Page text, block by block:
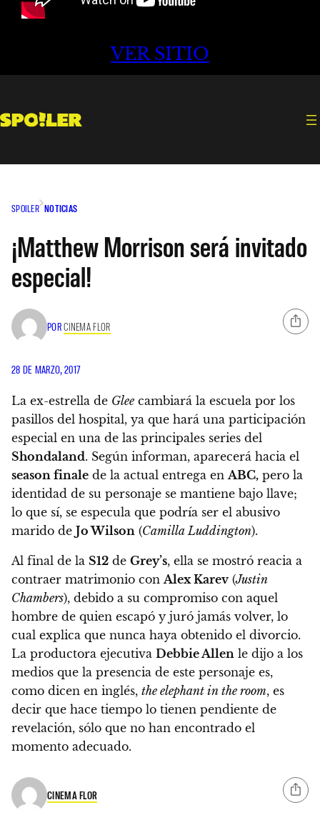
VER SITIO
SPOILER NOTICIAS
¡Matthew Morrison será invitado
especial!
PORCINEMA FLOR
28 DE MARZO, 2017
La ex-estrella de Glee cambiará la escuela por los
pasillos del hospital, ya que hará una participación
especial en una de las principales series del
Shondaland. Según informan, aparecerá hacia el
season finale de la actual entrega en ABC, pero la
identidad de su personaje se mantiene bajo llave;
lo que sí, se especula que podría ser el abusivo
marido de Jo Wilson (Camilla Luddington).
Al final de la S12 de Grey’s, ella se mostró reacia a
contraer matrimonio con Alex Karev (Justin
Chambers), debido a su compromiso con aquel
hombre de quien escapó y juró jamás volver, lo
cual explica que nunca haya obtenido el divorcio.
La productora ejecutiva Debbie Allen le dijo a los
medios que la presencia de este personaje es,
como dicen en inglés, the elephant in the room, es
decir que hace tiempo lo tienen pendiente de
revelación, sólo que no han encontrado el
momento adecuado.
CINEMA FLOR